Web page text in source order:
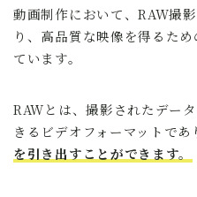
動画制作において、RAW撮
り、高品質な映像を得るた
ています。
RAWとは、撮影されたデー
きるビデオフォーマットであ
を引き出すことができます。